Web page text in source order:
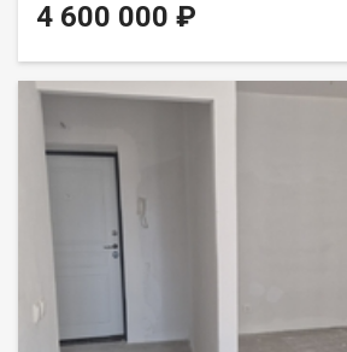
Аринский, под семейную ипотеку
весь срок кредита. Совкомбанк 3.9% на
4 600 000 ₽